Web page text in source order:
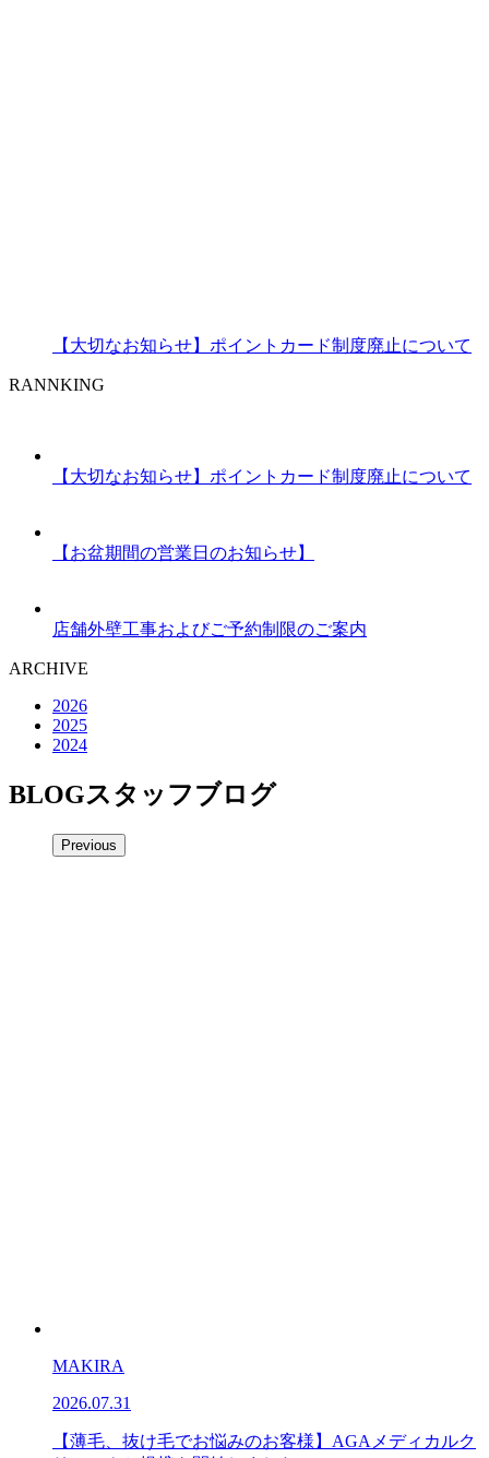
【大切なお知らせ】ポイントカード制度廃止について
RANNKING
【大切なお知らせ】ポイントカード制度廃止について
【お盆期間の営業日のお知らせ】
店舗外壁工事およびご予約制限のご案内
ARCHIVE
2026
2025
2024
BLOGスタッフブログ
Previous
MAKIRA
2026.07.31
【薄毛、抜け毛でお悩みのお客様】AGAメディカルク